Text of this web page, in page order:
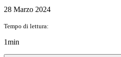
28 Marzo 2024
Tempo di lettura:
1min